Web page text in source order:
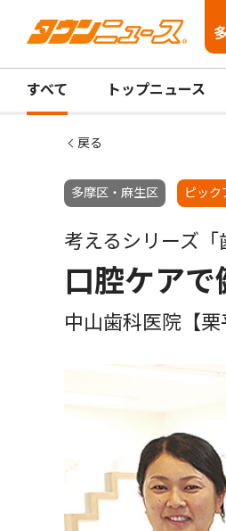
すべて トップニュース
戻る
多摩区・麻生区 ピック
考えるシリーズ
口腔ケアで
中山歯科医院【栗